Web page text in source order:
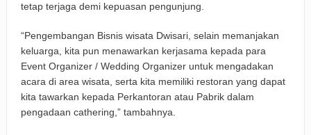
tetap terjaga demi kepuasan pengunjung.
“Pengembangan Bisnis wisata Dwisari, selain memanjakan
keluarga, kita pun menawarkan kerjasama kepada para
Event Organizer / Wedding Organizer untuk mengadakan
acara di area wisata, serta kita memiliki restoran yang dapat
kita tawarkan kepada Perkantoran atau Pabrik dalam
pengadaan cathering,” tambahnya.